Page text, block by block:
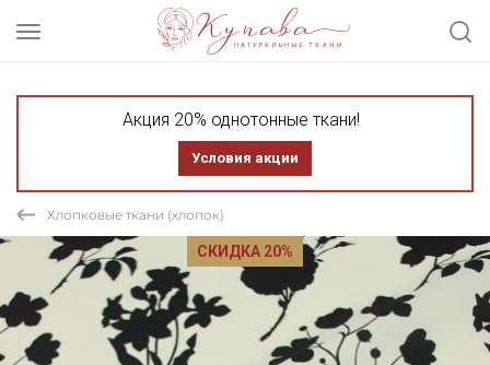
Акция 20% однотонные ткани!
Условия акции
Хлопковые ткани (хлопок)
СКИДКА 20%